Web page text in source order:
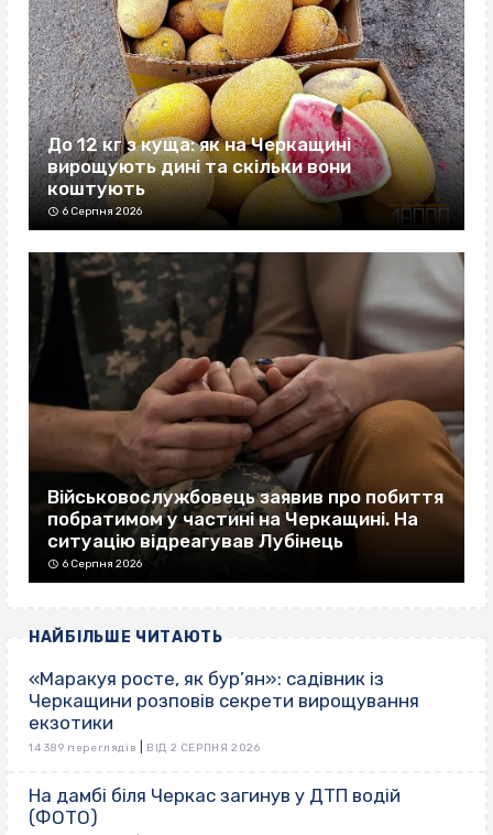
До 12 кг з куща: як на Черкащині
вирощують дині та скільки вони
коштують
6 Серпня 2026
Військовослужбовець заявив про побиття
побратимом у частині на Черкащині. На
ситуацію відреагував Лубінець
6 Серпня 2026
НАЙБІЛЬШЕ ЧИТАЮТЬ
«Маракуя росте, як бур’ян»: садівник із
Черкащини розповів секрети вирощування
екзотики
14 389 переглядів ВІД 2 СЕРПНЯ 2026
На дамбі біля Черкас загинув у ДТП водій
(ФОТО)